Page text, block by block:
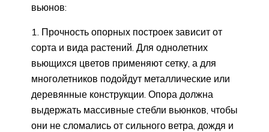
вьюнов:
Прочность опорных построек зависит от
сорта и вида растений. Для однолетних
вьющихся цветов применяют сетку, а для
многолетников подойдут металлические или
деревянные конструкции. Опора должна
выдержать массивные стебли вьюнков, чтобы
они не сломались от сильного ветра, дождя и